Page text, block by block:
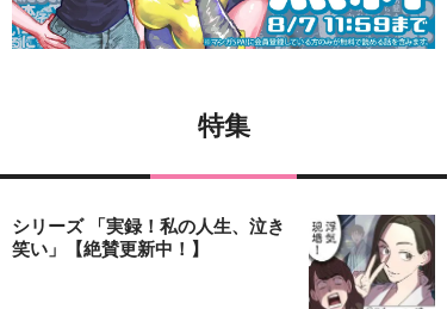
特集
シリーズ 「実録！私の人生、泣き
笑い」【絶賛更新中！】